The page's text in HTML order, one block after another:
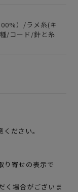
）/ラメ糸(キ
/コード/針と糸
ださい。
り寄せの表示で
く場合がございま